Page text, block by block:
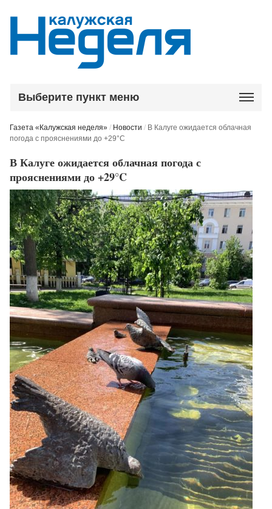
Выберите пункт меню
Газета «Калужская неделя» / Новости / В Калуге ожидается облачная
погода с прояснениями до +29°C
В Калуге ожидается облачная погода с
прояснениями до +29°C